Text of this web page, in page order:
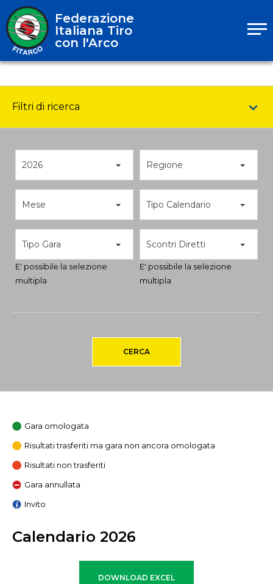
Federazione
Italiana Tiro
con l'Arco
Filtri di ricerca
2026 Regione
Mese Tipo Calendario
Tipo Gara
E' possibile la selezione
multipla
Scontri Diretti
E' possibile la selezione
multipla
CERCA
Gara omologata
Risultati trasferiti ma gara non ancora omologata
Risultati non trasferiti
Gara annullata
Invito
Calendario 2026